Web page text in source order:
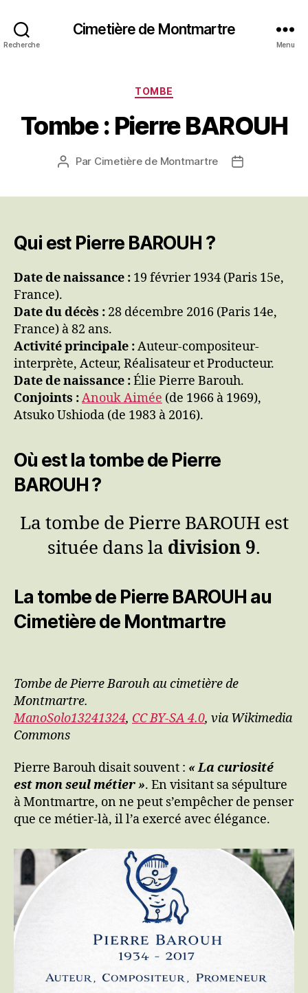
Recherche
Cimetière de Montmartre
Menu
Catégories
TOMBE
Tombe : Pierre BAROUH
Auteur
Par Cimetière de Montmartre
Date
Qui est Pierre BAROUH ?
Date de naissance : 19 février 1934 (Paris 15e,
France).
Date du décès : 28 décembre 2016 (Paris 14e,
France) à 82 ans.
Activité principale :Auteur-compositeur-
interprète, Acteur, Réalisateur et Producteur.
Date de naissance :Élie Pierre Barouh.
Conjoints :Anouk Aimée (de 1966 à 1969),
Atsuko Ushioda (de 1983 à 2016).
Où est la tombe de Pierre
BAROUH ?
La tombe de Pierre BAROUH est
située dans la division 9.
La tombe de Pierre BAROUH au
Cimetière de Montmartre
Tombe de Pierre Barouh au cimetière de
Montmartre.
ManoSolo13241324, CC BY-SA 4.0, via Wikimedia
Commons
Pierre Barouh disait souvent : « La curiosité
est mon seul métier ». En visitant sa sépulture
à Montmartre, on ne peut s’empêcher de penser
que ce métier-là, il l’a exercé avec élégance.